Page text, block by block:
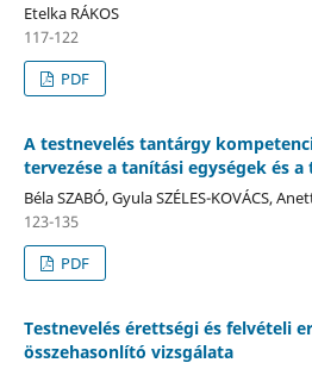
Etelka RÁKOS
117-122
PDF
A testnevelés tantárgy
tervezése a tanítási egységek és
Béla SZABÓ, Gyula SZÉLES-KOVÁCS,
123-135
PDF
Testnevelés érettségi és felvételi
összehasonlító vizsgálata